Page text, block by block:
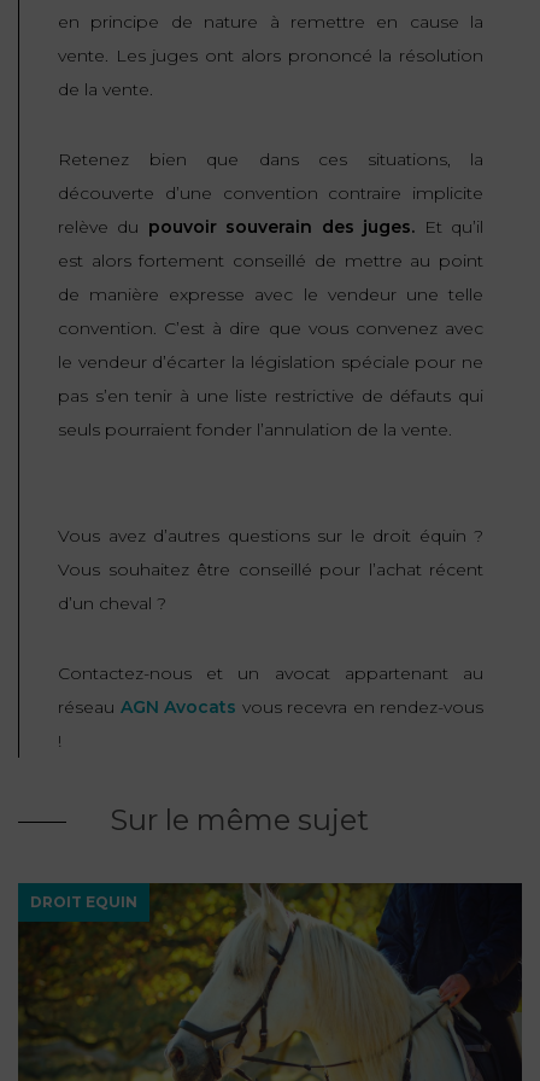
en principe de nature à remettre en cause la
vente. Les juges ont alors prononcé la résolution
de la vente.
Retenez bien que dans ces situations, la
découverte d’une convention contraire implicite
relève du pouvoir souverain des juges. Et qu’il
est alors fortement conseillé de mettre au point
de manière expresse avec le vendeur une telle
convention. C’est à dire que vous convenez avec
le vendeur d’écarter la législation spéciale pour ne
pas s’en tenir à une liste restrictive de défauts qui
seuls pourraient fonder l’annulation de la vente.
Vous avez d’autres questions sur le droit équin ?
Vous souhaitez être conseillé pour l’achat récent
d’un cheval ?
Contactez-nous et un avocat appartenant au
réseau AGN Avocats vous recevra en rendez-vous
!
Sur le même sujet
DROIT EQUIN